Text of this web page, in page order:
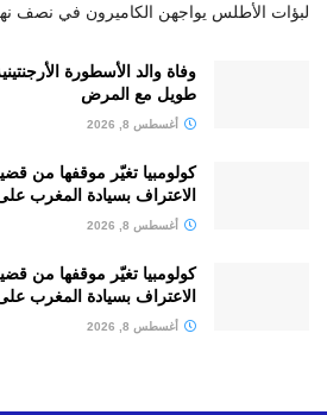
لبؤات الأطلس يواجهن الكاميرون في نصف
وفاة والد الأسطورة
طويل مع المرض
أغسطس 8, 2026
كولومبيا تغيّر موقفها من
الاعتراف بسيادة المغرب على
أغسطس 8, 2026
كولومبيا تغيّر موقفها من
الاعتراف بسيادة المغرب على
أغسطس 8, 2026